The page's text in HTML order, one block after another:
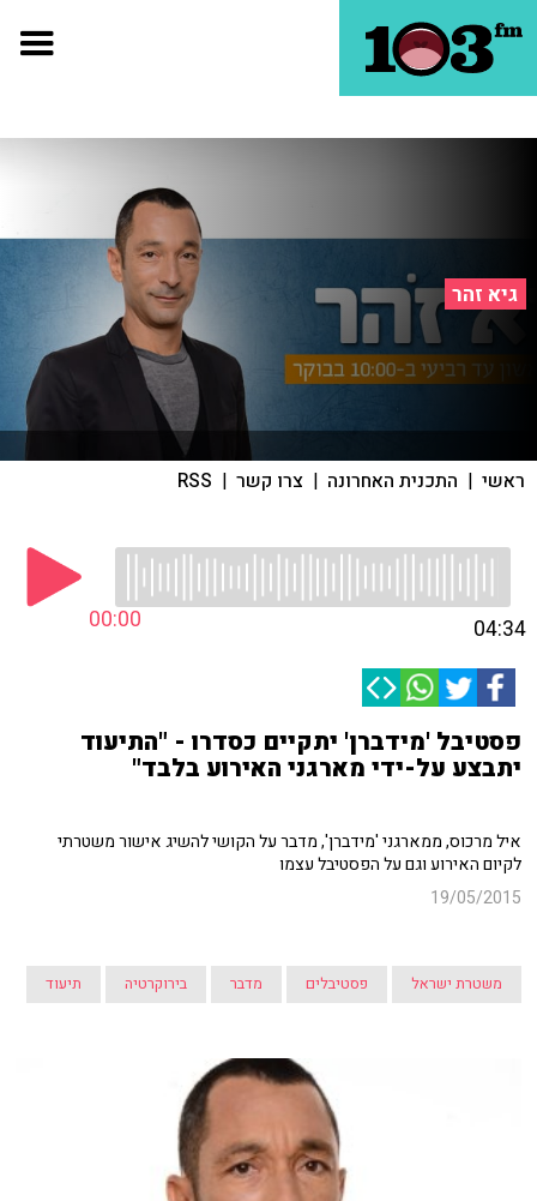
גיא זהר
ראשי | התכנית האחרונה | צרו קשר |
RSS
00:00 04:34
פסטיבל 'מידברן' יתקיים כסדרו - "התיעוד
יתבצע על-ידי מארגני האירוע בלבד"
איל מרכוס, ממארגני 'מידברן', מדבר על הקושי להשיג אישור משטרתי
לקיום האירוע וגם על הפסטיבל עצמו
19/05/2015
משטרת ישראל פסטיבלים מדבר בירוקרטיה תיעוד